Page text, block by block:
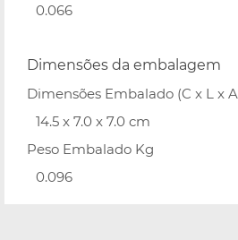
0.066
Dimensões da embalagem
Dimensões Embalado (C x L x
14.5 x 7.0 x 7.0 cm
Peso Embalado Kg
0.096